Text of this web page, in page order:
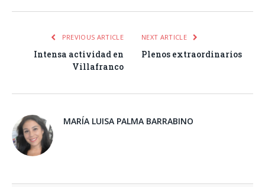
PREVIOUS ARTICLE
Intensa actividad en
Villafranco
NEXT ARTICLE
Plenos extraordinarios
MARÍA LUISA PALMA BARRABINO